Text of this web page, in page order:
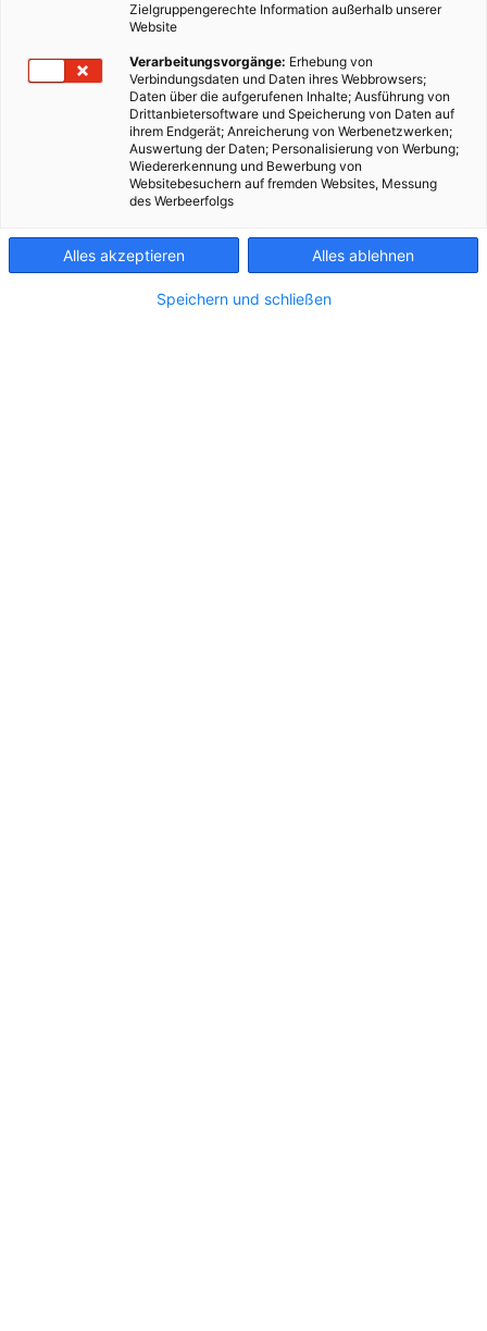
Zielgruppengerechte Information außerhalb unserer
Website
Verarbeitungsvorgänge: Erhebung von
Verbindungsdaten und Daten ihres Webbrowsers;
Daten über die aufgerufenen Inhalte; Ausführung von
Drittanbietersoftware und Speicherung von Daten auf
ihrem Endgerät; Anreicherung von Werbenetzwerken;
Auswertung der Daten; Personalisierung von Werbung;
Wiedererkennung und Bewerbung von
Websitebesuchern auf fremden Websites, Messung
des Werbeerfolgs
Alles akzeptieren Alles ablehnen
Speichern und schließen